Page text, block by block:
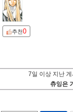
추천0
7일 이상 지난
츄잉은